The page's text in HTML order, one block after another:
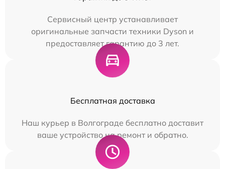
Сервисный центр устанавливает
оригинальные запчасти техники Dyson и
предоставляет гарантию до 3 лет.
Бесплатная доставка
Наш курьер в Волгограде бесплатно доставит
ваше устройство на ремонт и обратно.